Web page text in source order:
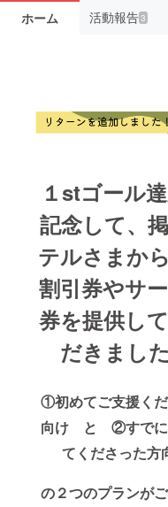
ホーム 活動報告3
１stゴール
記念して、
テルさまか
割引券やサ
券を提供し
だきまし
①初めてご支援く
向け と②すで
てくださった方
の２つのプランが